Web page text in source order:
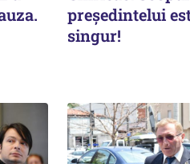
președintelui
singur!